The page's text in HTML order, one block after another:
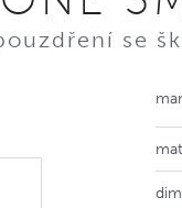
se